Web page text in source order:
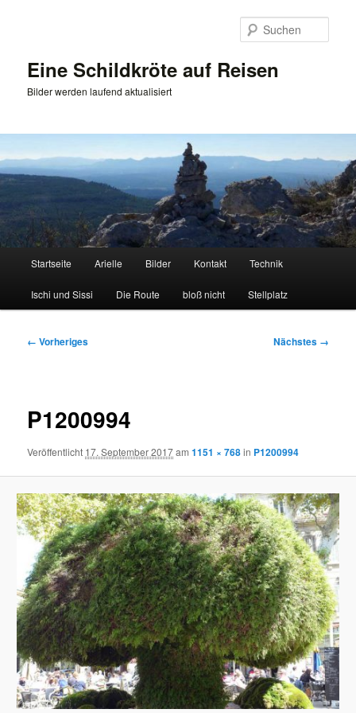
Eine Schildkröte auf Reisen
Bilder werden laufend aktualisiert
Startseite Arielle Bilder Kontakt Technik
Ischi und Sissi Die Route bloß nicht Stellplatz
Bilder-
← Vorheriges Nächstes →
P1200994
Veröffentlicht 17. September 2017am1151 × 768in P1200994